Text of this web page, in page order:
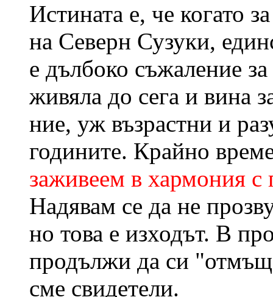
Истината е, че когато
на Северн Сузуки,
е дълбоко съжаление
живяла до сега и вина
ние, уж възрастни и
годините. Крайно
заживеем в хармония
Надявам се да не
но това е изходът. В
продължи да си
сме свидетели.